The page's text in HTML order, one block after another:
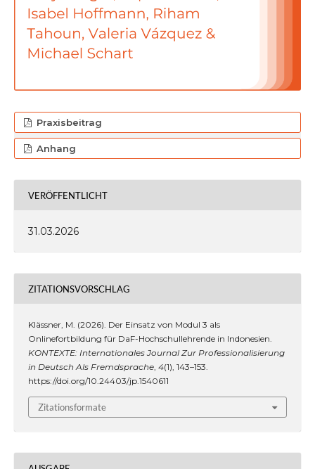
Praxisbeitrag
Anhang
VERÖFFENTLICHT
31.03.2026
ZITATIONSVORSCHLAG
Klässner, M. (2026). Der Einsatz von Modul 3 als
Onlinefortbildung für DaF-Hochschullehrende in Indonesien.
KONTEXTE: Internationales Journal Zur Professionalisierung
in Deutsch Als Fremdsprache, 4(1), 143–153.
https://doi.org/10.24403/jp.1540611
Zitationsformate